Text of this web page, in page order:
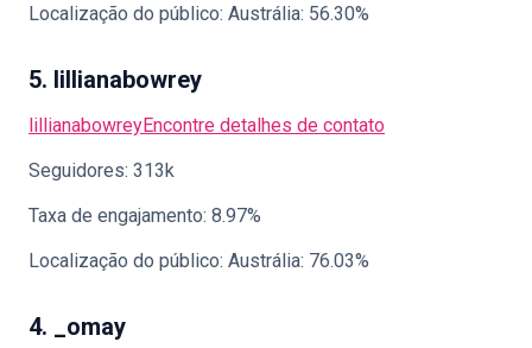
Localização do público: Austrália: 56.30%
5. lillianabowrey
lillianabowreyEncontre detalhes de contato
Seguidores: 313k
Taxa de engajamento: 8.97%
Localização do público: Austrália: 76.03%
4. _omay